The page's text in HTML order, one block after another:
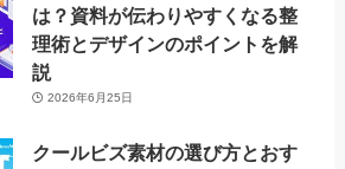
は？資料が伝わりやすくなる整
理術とデザインのポイントを解
説
2026年6月25日
クールビズ素材の選び方とおす